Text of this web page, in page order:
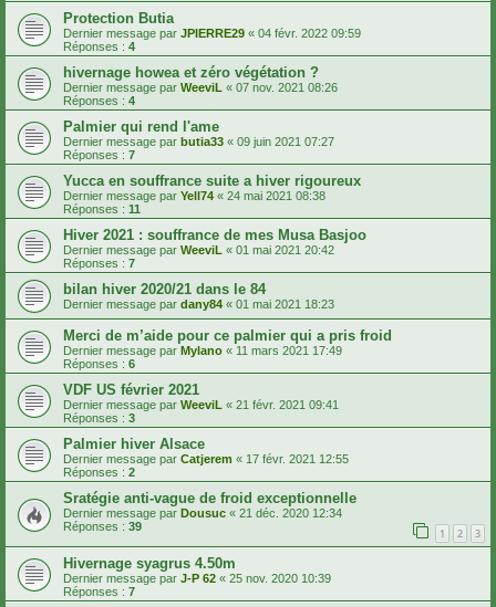
Protection Butia
Dernier message par JPIERRE29 « 04 févr. 2022 09:59
Réponses : 4
hivernage howea et zéro végétation ?
Dernier message par WeeviL « 07 nov. 2021 08:26
Réponses : 4
Palmier qui rend l'ame
Dernier message par butia33 « 09 juin 2021 07:27
Réponses : 7
Yucca en souffrance suite a hiver rigoureux
Dernier message par Yell74 « 24 mai 2021 08:38
Réponses : 11
Hiver 2021 : souffrance de mes Musa Basjoo
Dernier message par WeeviL « 01 mai 2021 20:42
Réponses : 7
bilan hiver 2020/21 dans le 84
Dernier message par dany84 « 01 mai 2021 18:23
Merci de m’aide pour ce palmier qui a pris froid
Dernier message par Mylano « 11 mars 2021 17:49
Réponses : 6
VDF US février 2021
Dernier message par WeeviL « 21 févr. 2021 09:41
Réponses : 3
Palmier hiver Alsace
Dernier message par Catjerem « 17 févr. 2021 12:55
Réponses : 2
Sratégie anti-vague de froid exceptionnelle
Dernier message par Dousuc « 21 déc. 2020 12:34
Réponses : 39 1 2 3
Hivernage syagrus 4.50m
Dernier message par J-P 62 « 25 nov. 2020 10:39
Réponses : 7